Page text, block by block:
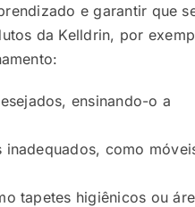
e garantir que
da Kelldrin, por
ensinando-o a
como
tapetes higiênicos ou